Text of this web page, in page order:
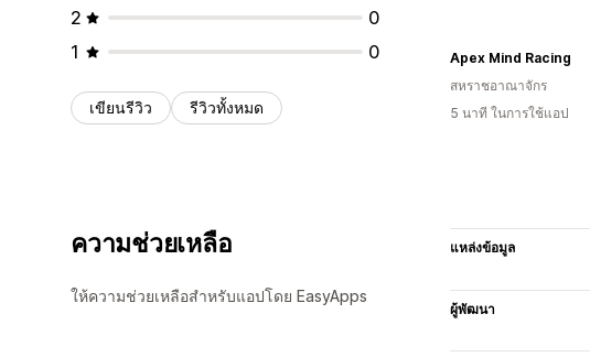
2
0
1
0
เขียนรีวิว รีวิวทั้งหมด
Apex Mind Racing
สหราชอาณาจักร
5 นาที ในการใช้แอป
ความช่วยเหลือ
ให้ความช่วยเหลือสำหรับแอปโดย EasyApps
แหล่งข้อมูล
ผู้พัฒนา